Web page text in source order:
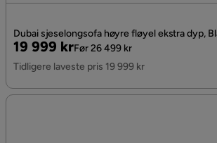
Dubai sjeselongsofa høyre fløyel ekstra dyp,
Pris
19 999 kr
Original
Pris
Før 26 499 kr
Tidligere laveste pris 19 999 kr